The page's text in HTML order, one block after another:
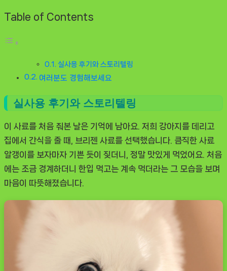
Table of Contents
실사용 후기와 스토리텔링
여러분도 경험해보세요
실사용 후기와 스토리텔링
이 사료를 처음 줘본 날은 기억에 남아요. 저희 강아지를 데리고
집에서 간식을 줄 때, 브리젠 사료를 선택했습니다. 큼직한 사료
알갱이를 보자마자 기쁜 듯이 짖더니, 정말 맛있게 먹었어요. 처음
에는 조금 경계하더니 한입 먹고는 계속 먹더라는 그 모습을 보며
마음이 따뜻해졌습니다.